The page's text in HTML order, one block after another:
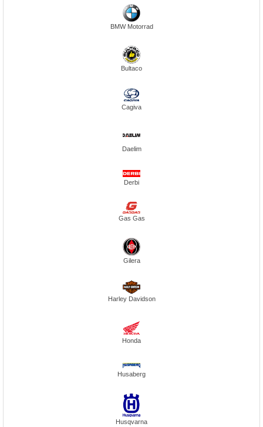
BMW Motorrad
Bultaco
Cagiva
Daelim
Derbi
Gas Gas
Gilera
Harley Davidson
Honda
Husaberg
Husqvarna